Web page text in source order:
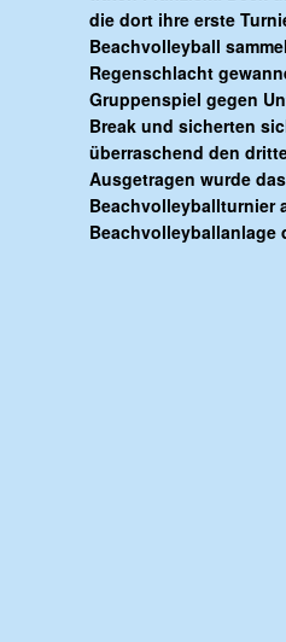
die dort ihre erste
Beachvolleyball
Regenschlacht
Gruppenspiel gegen
Break und sicherten
überraschend den
Ausgetragen wurde das
Beachvolleyballturnier
Beachvolleyballanlage